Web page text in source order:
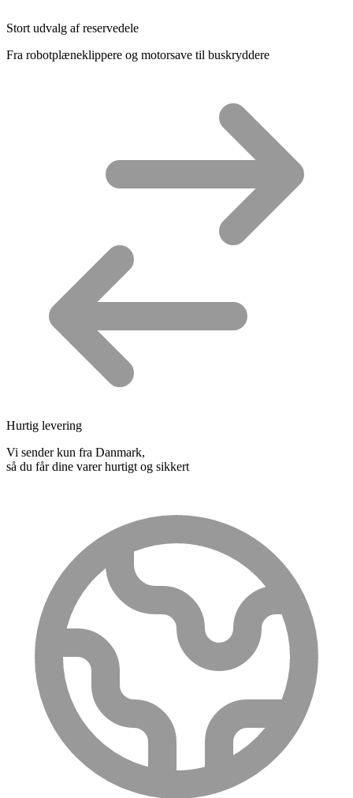
Stort udvalg af reservedele
Fra robotplæneklippere og motorsave til buskryddere
Hurtig levering
Vi sender kun fra Danmark,
så du får dine varer hurtigt og sikkert